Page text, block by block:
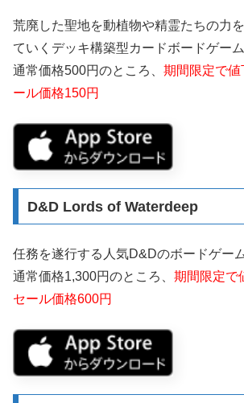
荒廃した聖地を動植物や精霊たちの力
ていくデッキ構築型カードボードゲーム
通常価格500円のところ、 期間限定で
ール価格150円
D&D Lords of Waterdeep
任務を遂行する人気D&Dのボードゲー
通常価格1,300円のところ、 期間限定で
セール価格600円